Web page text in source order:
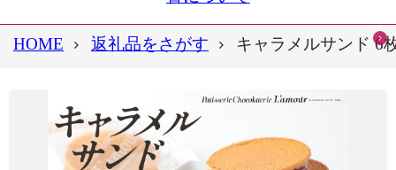
HOME 返礼品をさがす キャラメルサンド 6